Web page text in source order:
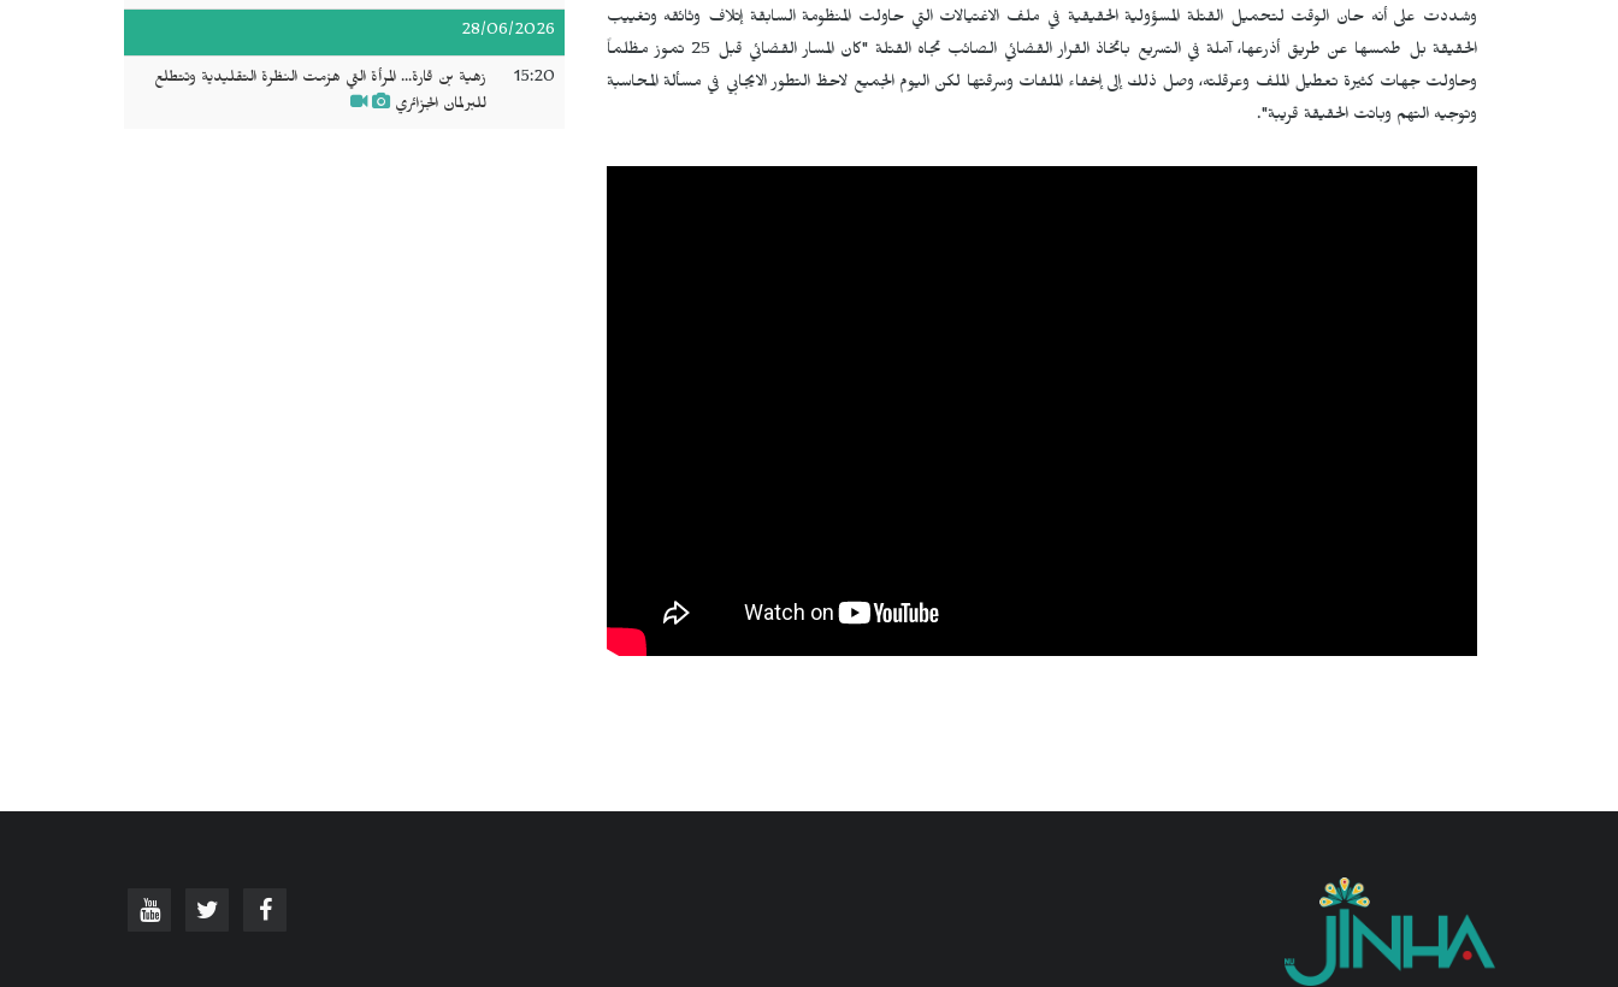
وشددت على أنه حان الوقت لتحميل القتلة المسؤولية الحقيقية في ملف الاغتيالات التي حاولت المنظومة السابقة إتلاف وثائقه وتغييب
الحقيقة بل طمسها عن طريق أذرعها، آملة في التسريع باتخاذ القرار القضائي الصائب تجاه القتلة "كان المسار القضائي قبل 25 تموز مظلماً
وحاولت جهات كثيرة تعطيل الملف وعرقلته، وصل ذلك إلى إخفاء الملفات وسرقتها لكن اليوم الجميع لاحظ التطور الايجابي في مسألة المحاسبة
وتوجيه التهم وباتت الحقيقة قريبة".
28/06/2026
15:20
زهية بن قارة... المرأة التي هزمت النظرة التقليدية وتتطلع
للبرلمان الجزائري